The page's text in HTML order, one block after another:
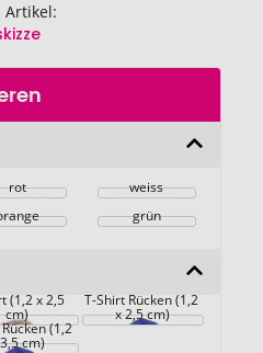
Artikel:
rot
weiss
grün
(1,2 x 2,5
cm)
T-Shirt Rücken (1,2
x 2,5 cm)
(1,2
cm)